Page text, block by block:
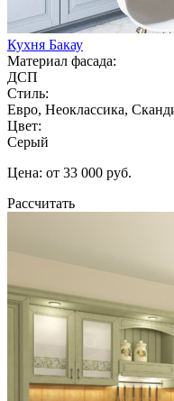
Кухня Бакау
Материал фасада:
ДСП
Стиль:
Евро, Неоклассика,
Цвет:
Серый
Цена: от 33 000 руб.
Рассчитать